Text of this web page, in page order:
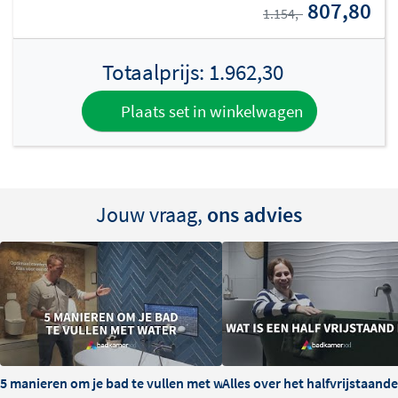
mogelijkheden. Kies tussen een glanzende of matte
jouw badkamerstijl.
1.154,- 807,80
Totaalprijs: 1.962,30
Plaats set in winkelwagen
Jouw vraag, ons advies
5 manieren om je bad te vullen met waterAlles over het